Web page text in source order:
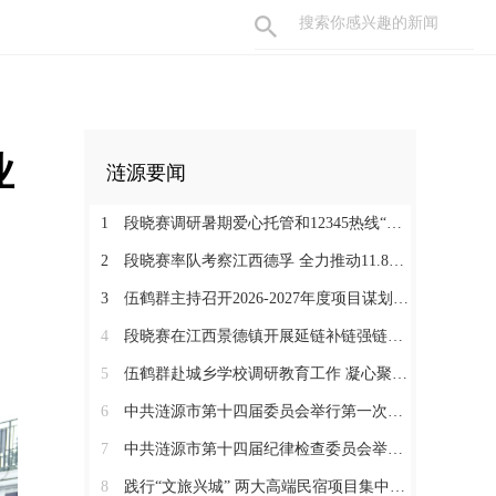
涟源要闻
1 段晓赛调研暑期爱心托管和12345热线“领导接听日”工作：在办好民生实事中打通基层治理“最后一米”
2 段晓赛率队考察江西德孚 全力推动11.8亿元循环经济项目提速增效
3 伍鹤群主持召开2026-2027年度项目谋划调度会
4 段晓赛在江西景德镇开展延链补链强链招商 围绕“三电一钛”精准发力
5 伍鹤群赴城乡学校调研教育工作 凝心聚力推动涟源教育高质量发展
6 中共涟源市第十四届委员会举行第一次全体会议 段晓赛当选市委书记 伍鹤群周杨当选市委副书记
7 中共涟源市第十四届纪律检查委员会举行第一次全体会议
8 践行“文旅兴城” 两大高端民宿项目集中签约开工 全力打造“湖湘地区文旅康养名城”